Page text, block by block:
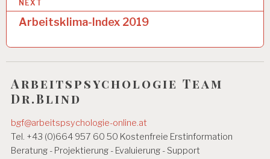
A
S
A
N
L
Y
S
r
g
s
n
a
v
NEXT
Arbeitsklima-Index 2019
Arbeitspsychologie Team
Dr.Blind
bgf@arbeitspsychologie-online.at
Tel. +43 (0)664 957 60 50 Kostenfreie Erstinformation
Beratung - Projektierung - Evaluierung - Support